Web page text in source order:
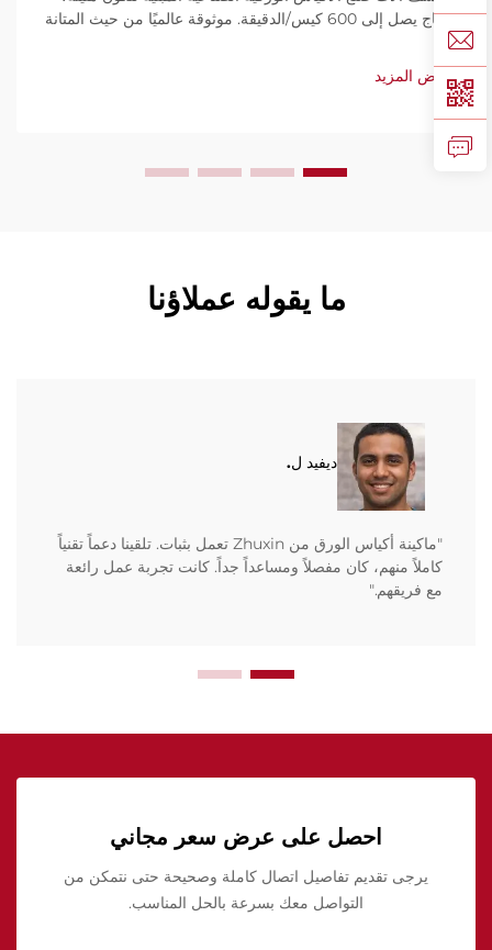
بإنتاج يصل إلى 600 كيس/الدقيقة. موثوقة عالميًا من حيث المتانة
وسهولة الاستخدام والصيانة المحدودة. احصل على دعم فني
وخدمة سريعة. اطلب عرض سعر اليوم.
عرض المزيد
ما يقوله عملاؤنا
ديفيد ل.
"ماكينة أكياس الورق من Zhuxin تعمل بثبات. تلقينا دعماً تقنياً
كاملاً منهم، كان مفصلاً ومساعداً جداً. كانت تجربة عمل رائعة
مع فريقهم."
احصل على عرض سعر مجاني
يرجى تقديم تفاصيل اتصال كاملة وصحيحة حتى نتمكن من
التواصل معك بسرعة بالحل المناسب.